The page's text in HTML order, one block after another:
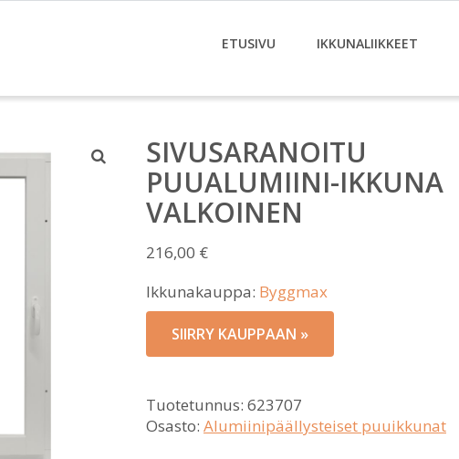
ETUSIVU IKKUNALIIKKEET
SIVUSARANOITU
PUUALUMIINI-IKKUNA
VALKOINEN
216,00 €
Ikkunakauppa: Byggmax
SIIRRY KAUPPAAN »
Tuotetunnus: 623707
Osasto: Alumiinipäällysteiset puuikkunat